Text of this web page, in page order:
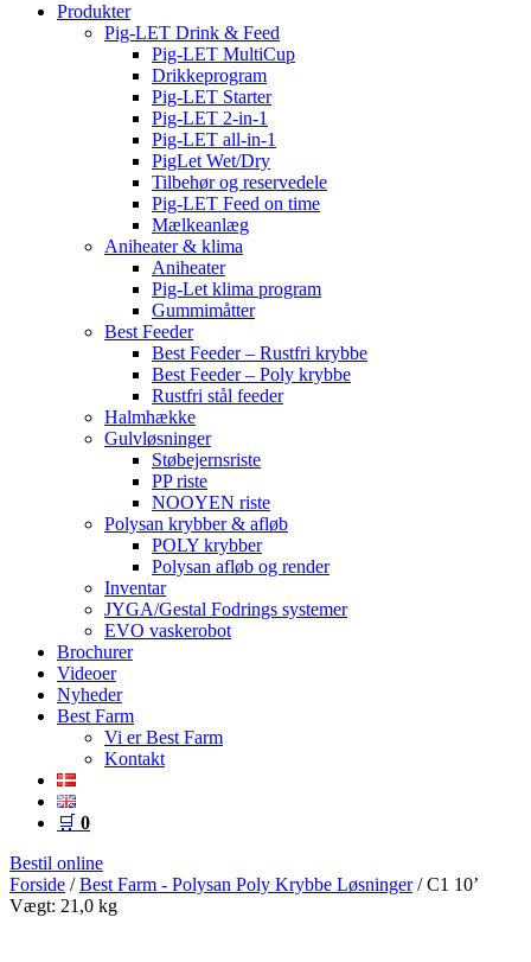
Produkter
Pig-LET Drink & Feed
Pig-LET MultiCup
Drikkeprogram
Pig-LET Starter
Pig-LET 2-in-1
Pig-LET all-in-1
PigLet Wet/Dry
Tilbehør og reservedele
Pig-LET Feed on time
Mælkeanlæg
Aniheater & klima
Aniheater
Pig-Let klima program
Gummimåtter
Best Feeder
Best Feeder – Rustfri krybbe
Best Feeder – Poly krybbe
Rustfri stål feeder
Halmhække
Gulvløsninger
Støbejernsriste
PP riste
NOOYEN riste
Polysan krybber & afløb
POLY krybber
Polysan afløb og render
Inventar
JYGA/Gestal Fodrings systemer
EVO vaskerobot
Brochurer
Videoer
Nyheder
Best Farm
Vi er Best Farm
Kontakt
🛒 0
Bestil online
Forside /Best Farm - Polysan Poly Krybbe Løsninger/ C1 10’
Vægt: 21,0 kg